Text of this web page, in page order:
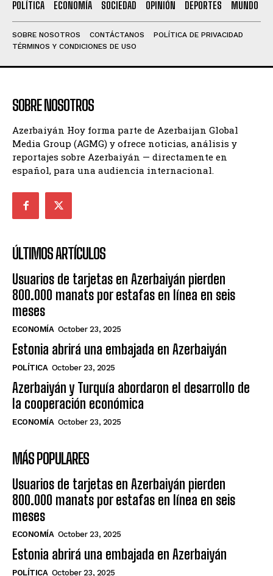
POLÍTICA ECONOMÍA SOCIEDAD OPINIÓN DEPORTES MUNDO
SOBRE NOSOTROS CONTÁCTANOS
POLÍTICA DE PRIVACIDAD
TÉRMINOS Y CONDICIONES DE USO
SOBRE NOSOTROS
Azerbaiyán Hoy forma parte de Azerbaijan Global
Media Group (AGMG) y ofrece noticias, análisis y
reportajes sobre Azerbaiyán — directamente en
español, para una audiencia internacional.
ÚLTIMOS ARTÍCULOS
Usuarios de tarjetas en Azerbaiyán pierden
800.000 manats por estafas en línea en seis
meses
ECONOMÍA October 23, 2025
Estonia abrirá una embajada en Azerbaiyán
POLÍTICA October 23, 2025
Azerbaiyán y Turquía abordaron el desarrollo de
la cooperación económica
ECONOMÍA October 23, 2025
MÁS POPULARES
Usuarios de tarjetas en Azerbaiyán pierden
800.000 manats por estafas en línea en seis
meses
ECONOMÍA October 23, 2025
Estonia abrirá una embajada en Azerbaiyán
POLÍTICA October 23, 2025